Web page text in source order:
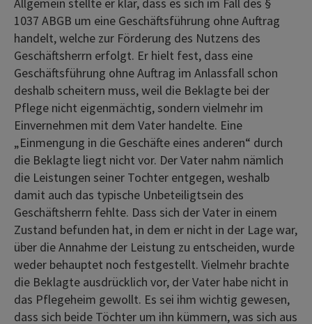
1037 ABGB um eine Geschäftsführung ohne Auftrag
handelt, welche zur Förderung des Nutzens des
Geschäftsherrn erfolgt. Er hielt fest, dass eine
Geschäftsführung ohne Auftrag im Anlassfall schon
deshalb scheitern muss, weil die Beklagte bei der
Pflege nicht eigenmächtig, sondern vielmehr im
Einvernehmen mit dem Vater handelte. Eine
„Einmengung in die Geschäfte eines anderen“ durch
die Beklagte liegt nicht vor. Der Vater nahm nämlich
die Leistungen seiner Tochter entgegen, weshalb
damit auch das typische Unbeteiligtsein des
Geschäftsherrn fehlte. Dass sich der Vater in einem
Zustand befunden hat, in dem er nicht in der Lage war,
über die Annahme der Leistung zu entscheiden, wurde
weder behauptet noch festgestellt. Vielmehr brachte
die Beklagte ausdrücklich vor, der Vater habe nicht in
das Pflegeheim gewollt. Es sei ihm wichtig gewesen,
dass sich beide Töchter um ihn kümmern, was sich aus